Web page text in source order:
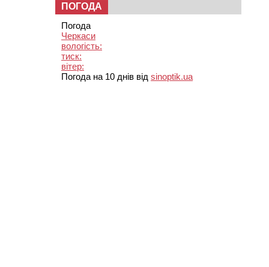
ПОГОДА
Погода
Черкаси
вологість:
тиск:
вітер:
Погода на 10 днів від sinoptik.ua